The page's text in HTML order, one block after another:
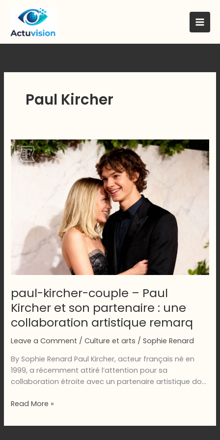
content
Paul Kircher
paul-kircher-couple – Paul
Kircher et son partenaire : une
collaboration artistique remarq
Leave a Comment /Culture et arts /Sophie Renard
By Sophie Renard Paul Kircher, acteur français né en
1999, a récemment attiré l’attention pour sa
collaboration étroite avec un partenaire artistique do…
paul-
couple
Read More »